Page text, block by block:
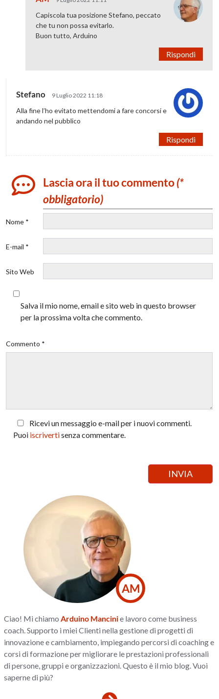
Capiscola tua posizione Stefano, peccato
che tu non possa evitarlo.
Buon tutto, Arduino
Rispondi
Stefano 9 Luglio 2022 11:18
Alla fine l’ho evitato mettendomi a fare concorsi e
andando nel pubblico
Rispondi
Lascia ora il tuo commento(*
obbligatorio)
Nome *
E-mail *
Sito Web
Salva il mio nome, email e sito web in questo browser
per la prossima volta che commento.
Commento *
Ricevi un messaggio e-mail per i nuovi commenti.
Puoi iscrivertisenza commentare.
AM
Ciao! Mi chiamoArduino Mancinie lavoro come business
coach. Supporto i miei Clienti nella gestione di progetti di
innovazione e cambiamento, impiegando percorsi di coaching e
corsi di formazione per migliorare le prestazioni professionali
di persone, gruppi e organizzazioni. Questo è il mio blog. Vuoi
saperne di più?